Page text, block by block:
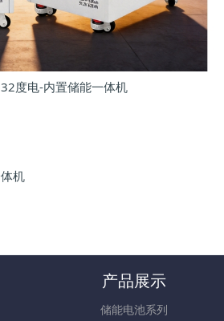
度电-内置储能一体机
机
产品展示
储能电池系列